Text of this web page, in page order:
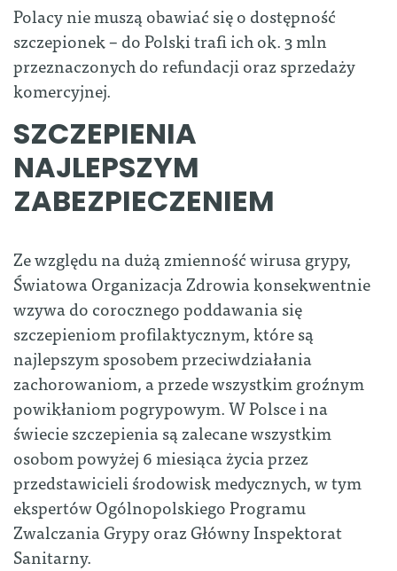
Polacy nie muszą obawiać się o dostępność
szczepionek – do Polski trafi ich ok. 3 mln
przeznaczonych do refundacji oraz sprzedaży
komercyjnej.
SZCZEPIENIA
NAJLEPSZYM
ZABEZPIECZENIEM
Ze względu na dużą zmienność wirusa grypy,
Światowa Organizacja Zdrowia konsekwentnie
wzywa do corocznego poddawania się
szczepieniom profilaktycznym, które są
najlepszym sposobem przeciwdziałania
zachorowaniom, a przede wszystkim groźnym
powikłaniom pogrypowym. W Polsce i na
świecie szczepienia są zalecane wszystkim
osobom powyżej 6 miesiąca życia przez
przedstawicieli środowisk medycznych, w tym
ekspertów Ogólnopolskiego Programu
Zwalczania Grypy oraz Główny Inspektorat
Sanitarny.